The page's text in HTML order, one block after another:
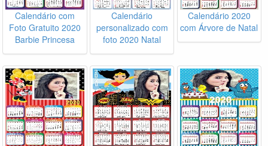
Calendário com
Foto Gratuito 2020
Barbie Princesa
Calendário
personalizado com
foto 2020 Natal
Calendário 2020
com Árvore de Natal